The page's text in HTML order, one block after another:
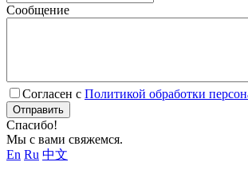
Сообщение
Согласен с Политикой обработки
Отправить
Спасибо!
Мы с вами свяжемся.
En Ru 中文